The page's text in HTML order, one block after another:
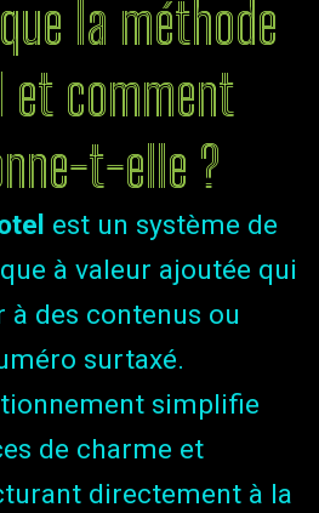
la méthode
et comment
t-elle ?
est un système de
à valeur ajoutée qui
à des contenus ou
surtaxé.
simplifie
de charme et
directement à la